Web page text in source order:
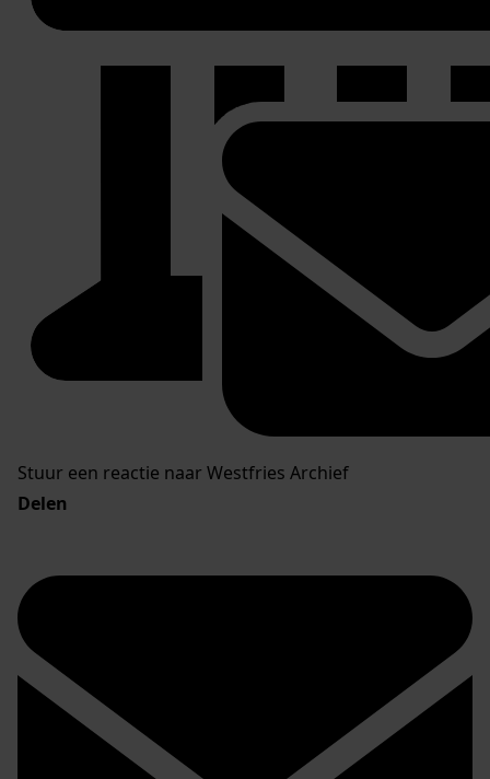
Stuur een reactie naar Westfries Archief
Delen